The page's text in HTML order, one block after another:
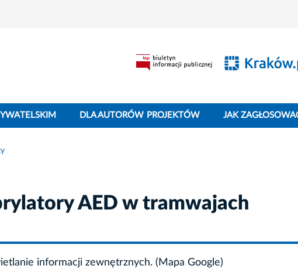
DLA AUTORÓW PROJEKTÓW JAK
AED w tramwajach
informacji zewnętrznych. (Mapa Google)